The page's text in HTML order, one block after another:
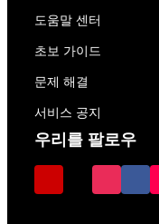
도움말 센터
초보 가이드
문제 해결
서비스 공지
우리를 팔로우